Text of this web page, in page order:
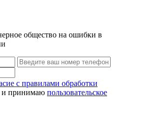
общество на ошибки в
с правилами обработки
и принимаю пользовательское